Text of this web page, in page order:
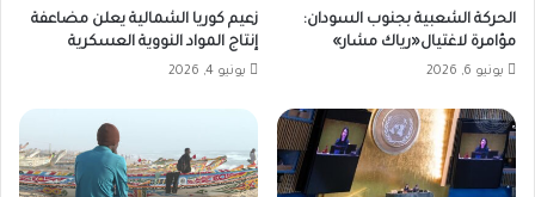
الحركة الشعبية بجنوب السودان:
مؤامرة لاغتيال«رياك مشار»
يونيو 6, 2026
زعيم كوريا الشمالية يعلن مضاعفة
إنتاج المواد النووية العسكرية
يونيو 4, 2026